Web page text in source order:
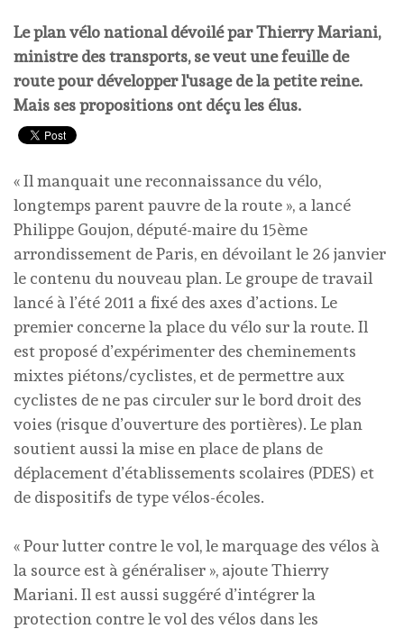
Le plan vélo national dévoilé par Thierry Mariani,
ministre des transports, se veut une feuille de
route pour développer l'usage de la petite reine.
Mais ses propositions ont déçu les élus.
« Il manquait une reconnaissance du vélo,
longtemps parent pauvre de la route », a lancé
Philippe Goujon, député-maire du 15ème
arrondissement de Paris, en dévoilant le 26 janvier
le contenu du nouveau plan. Le groupe de travail
lancé à l’été 2011 a fixé des axes d’actions. Le
premier concerne la place du vélo sur la route. Il
est proposé d’expérimenter des cheminements
mixtes piétons/cyclistes, et de permettre aux
cyclistes de ne pas circuler sur le bord droit des
voies (risque d’ouverture des portières). Le plan
soutient aussi la mise en place de plans de
déplacement d’établissements scolaires (PDES) et
de dispositifs de type vélos-écoles.
« Pour lutter contre le vol, le marquage des vélos à
la source est à généraliser », ajoute Thierry
Mariani. Il est aussi suggéré d’intégrer la
protection contre le vol des vélos dans les